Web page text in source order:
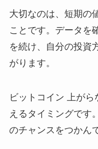
大切なのは、短期の
ことです。データを
を続け、自分の投資
がります。
ビットコイン 上が
えるタイミングです
のチャンスをつかん